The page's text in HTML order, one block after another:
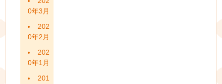
0年3月
202
0年2月
202
0年1月
201